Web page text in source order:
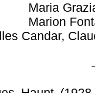
Maria
Marion
Candar,